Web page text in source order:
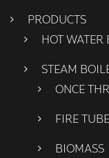
PRODUCTS
HOT WATER
STEAM
ONCE
FIRE TUBE
BIOMASS